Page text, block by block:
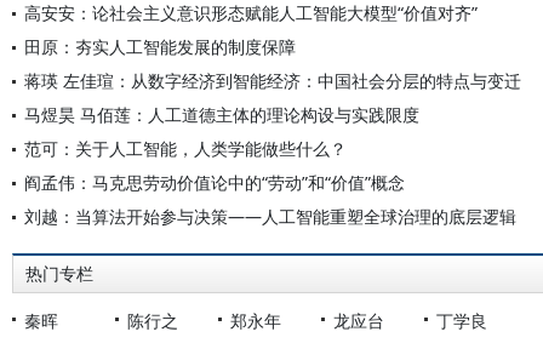
高安安：论社会主义意识形态赋能人工智能大模型“价值对齐”
田原：夯实人工智能发展的制度保障
蒋瑛 左佳瑄：从数字经济到智能经济：中国社会分层的特点与变迁
马煜昊 马佰莲：人工道德主体的理论构设与实践限度
范可：关于人工智能，人类学能做些什么？
阎孟伟：马克思劳动价值论中的“劳动”和“价值”概念
刘越：当算法开始参与决策——人工智能重塑全球治理的底层逻辑
热门专栏
秦晖 陈行之 郑永年 龙应台
丁学良